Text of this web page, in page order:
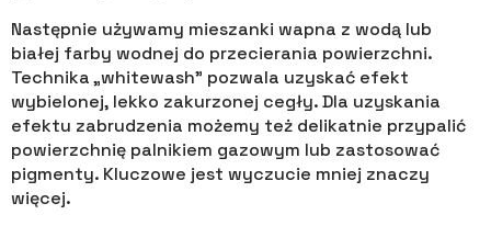
Następnie używamy mieszanki wapna z wodą lub
białej farby wodnej do przecierania powierzchni.
Technika „whitewash” pozwala uzyskać efekt
wybielonej, lekko zakurzonej cegły. Dla uzyskania
efektu zabrudzenia możemy też delikatnie przypalić
powierzchnię palnikiem gazowym lub zastosować
pigmenty. Kluczowe jest wyczucie mniej znaczy
więcej.